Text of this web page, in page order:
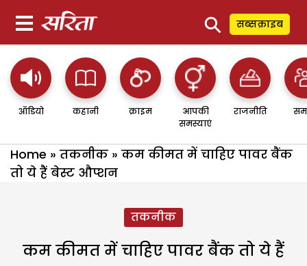
⚲ सब्सक्राइब
ऑडियो कहानी क्राइम
आपकी
समस्याएं
राजनीति
Home » तकनीक » कम कीमत में चाहिए पावर बैंक
तो ये हैं बेस्ट औप्शन
तकनीक
कम कीमत में चाहिए पावर बैंक तो ये हैं